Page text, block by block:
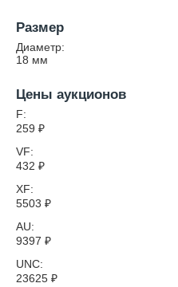
Размер
Диаметр:
18 мм
Цены аукционов
F:
259 ₽
VF:
432 ₽
XF:
5503 ₽
AU:
9397 ₽
UNC:
23625 ₽